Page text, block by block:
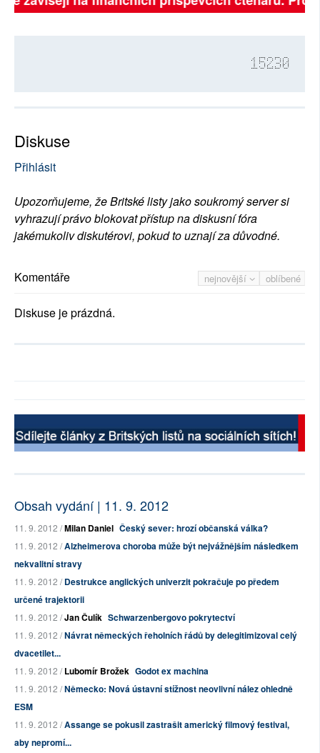
15230
Diskuse
Přihlásit
Upozorňujeme, že Britské listy jako soukromý server si
vyhrazují právo blokovat přístup na diskusní fóra
jakémukoliv diskutérovi, pokud to uznají za důvodné.
nejnovější oblíbené
Komentáře
Diskuse je prázdná.
Obsah vydání | 11. 9. 2012
11. 9. 2012 /Milan Daniel Český sever: hrozí občanská válka?
11. 9. 2012 /Alzheimerova choroba může být nejvážnějším následkem
nekvalitní stravy
11. 9. 2012 /Destrukce anglických univerzit pokračuje po předem
určené trajektorii
11. 9. 2012 /Jan Čulík Schwarzenbergovo pokrytectví
11. 9. 2012 /Návrat německých řeholních řádů by delegitimizoval celý
dvacetilet...
11. 9. 2012 /Lubomír Brožek Godot ex machina
11. 9. 2012 /Německo: Nová ústavní stížnost neovlivní nález ohledně
ESM
11. 9. 2012 /Assange se pokusil zastrašit americký filmový festival,
aby nepromí...